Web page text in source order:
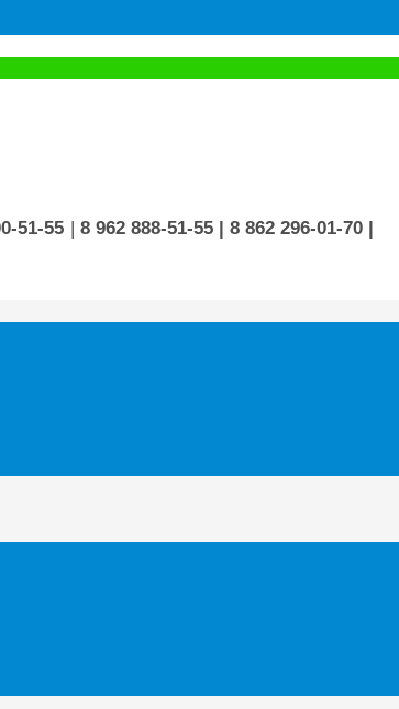
51-55 | 8 962 888-51-55 | 8 862 296-01-70 |